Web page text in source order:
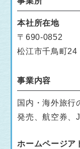
本社所在地
〒690-0852
松江市千鳥町24
事業内容
国内・海外旅行
発売、航空券、
ホームページア